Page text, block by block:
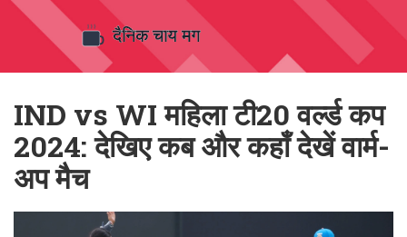
IND vs WI महिला टी20 वर्ल्ड कप
2024: देखिए कब और कहाँ देखें वार्म-
अप मैच